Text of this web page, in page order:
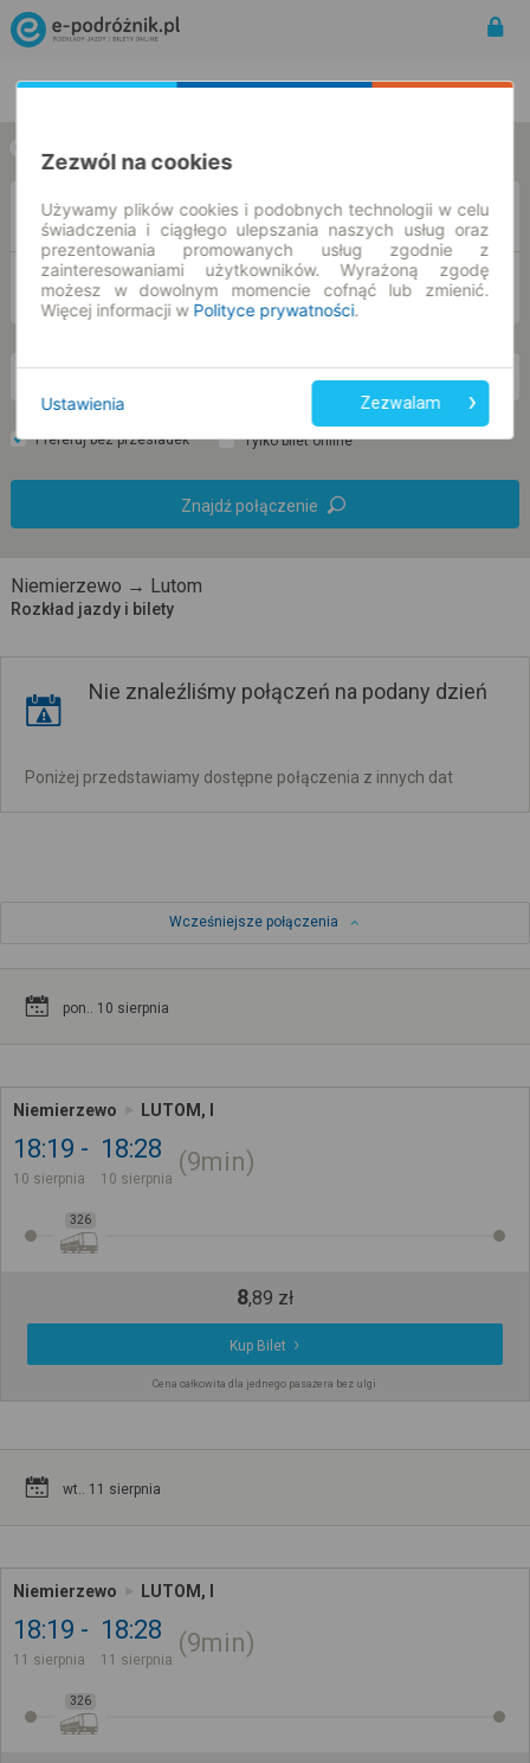
w jedną stronę
-- : --
Preferuj bez przesiadek Tylko bilet online
Znajdź połączenie
Niemierzewo → Lutom
Rozkład jazdy i bilety
Nie znaleźliśmy połączeń na podany dzień
Poniżej przedstawiamy dostępne połączenia z innych dat
Wcześniejsze połączenia
pon.. 10 sierpnia
Niemierzewo LUTOM, I
18:19
10 sierpnia
18:28
10 sierpnia
9min
326
8,89 zł
Kup Bilet
Cena całkowita dla jednego pasażera bez ulgi
wt.. 11 sierpnia
Niemierzewo LUTOM, I
18:19
11 sierpnia
18:28
11 sierpnia
9min
326
Zezwól na cookies
Używamy plików cookies i podobnych technologii w celu
świadczenia i ciągłego ulepszania naszych usług oraz
prezentowania promowanych usług zgodnie z
zainteresowaniami użytkowników. Wyrażoną zgodę
możesz w dowolnym momencie cofnąć lub zmienić.
Więcej informacji w Polityce prywatności.
Ustawienia Zezwalam